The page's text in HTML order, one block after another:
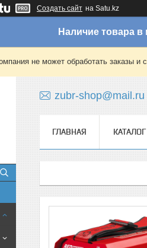
Создать сайт на Satu.kz
Наличие товара в
не может обработать заказы
zubr-shop@mail.ru
ГЛАВНАЯ КАТАЛОГ